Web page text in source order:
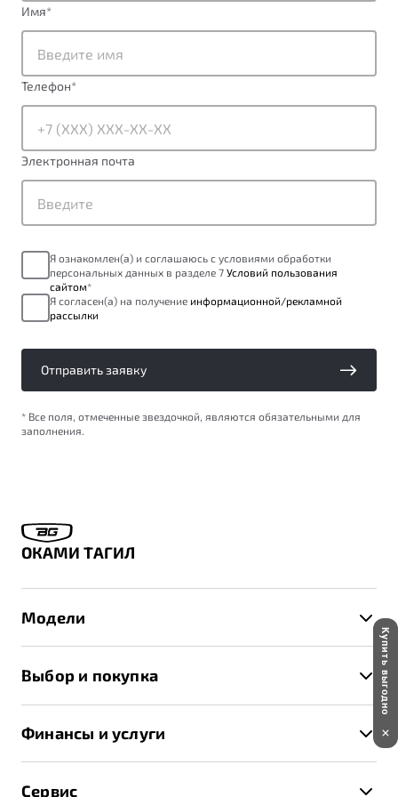
от 1 699 990 ₽*
Обзор В наличии
X70
Универсальный кроссовер
от 2 499 990 ₽*
Обзор В наличии
Подробно
Автомобили в наличии
Тест-драйв
Автокредит
Будьте еще более уверены на дорогах с программой
"Помощь на дорогах"
Преимущества программы
Запись на сервис
Калькулятор ТО
Клиентская поддержка
Имя*
Телефон*
Электронная почта
Я ознакомлен(а) и соглашаюсь с условиями обработки
персональных данных в разделе 7 Условий пользования
сайтом*
Я согласен(а) на получение информационной/рекламной
рассылки
Отправить заявку
* Все поля, отмеченные звездочкой, являются обязательными для
заполнения.
ОКАМИ ТАГИЛ
Модели
X70
Выбор и покупка
Спецпредложения и Акции
Записаться на тест-драйв
Финансы и услуги
Сервис
Купить выгодно